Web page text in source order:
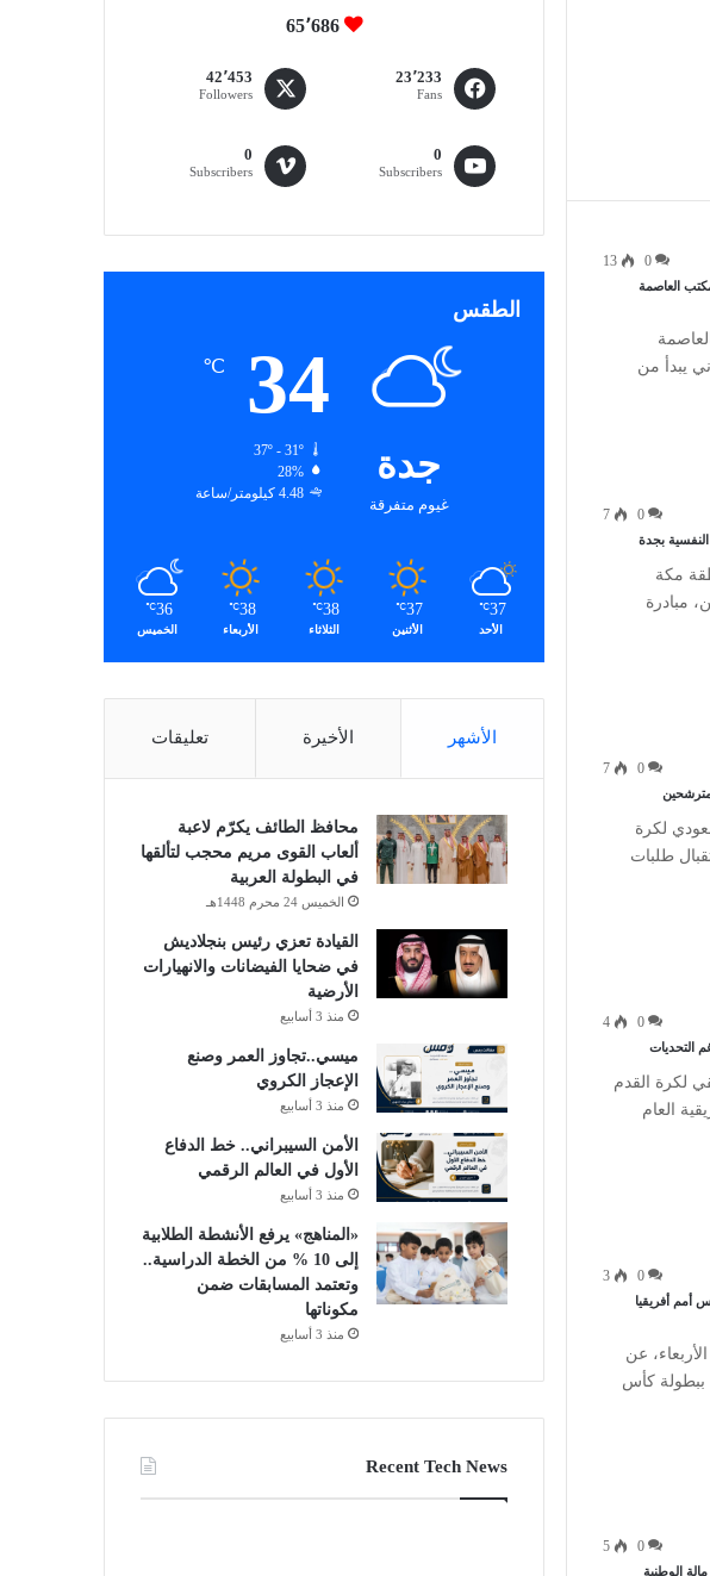
0
13
العاصمة
يبدأ من
0
7
بجدة
مكة
مبادرة
0
7
لكرة
طلبات
0
4
لكرة القدم
العام
0
3
أمم أفريقيا
عن
ببطولة كأس
0
5
الوطنية
65٬686
23٬233
Fans
42٬453
Followers
0
Subscribers
0
Subscribers
الطقس
جدة
غيوم متفرقة
34
℃
37º - 31º
28%
4.48 كيلومتر/ساعة
37
℃
الأحد
37
℃
الأثنين
38
℃
الثلاثاء
38
℃
الأربعاء
36
℃
الخميس
الأشهر الأخيرة تعليقات
محافظ الطائف يكرّم لاعبة
ألعاب القوى مريم محجب لتألقها
في البطولة العربية
الخميس 24 محرم 1448هـ
القيادة تعزي رئيس بنجلاديش
في ضحايا الفيضانات والانهيارات
الأرضية
منذ 3 أسابيع
ميسي..تجاوز العمر وصنع
الإعجاز الكروي
منذ 3 أسابيع
الأمن السيبراني.. خط الدفاع
الأول في العالم الرقمي
منذ 3 أسابيع
«المناهج» يرفع الأنشطة الطلابية
إلى 10 % من الخطة الدراسية..
وتعتمد المسابقات ضمن
مكوناتها
منذ 3 أسابيع
Recent Tech News